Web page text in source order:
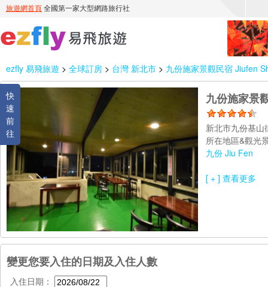
ezfly 易飛旅遊 > 全球訂房 > 台灣 新北市 > 九份施家景觀民宿 Jiufen
快
速
前
往
九份施家景
新北市九份基
所在地區&觀光
九份 Jiu Fen
[ + ] 查看更多
變更您要入住的日期及入住人數
入住日期：